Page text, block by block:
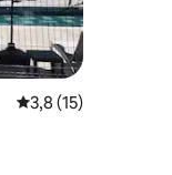
: 4,22 sur 5
Évaluation
3,8 (15)